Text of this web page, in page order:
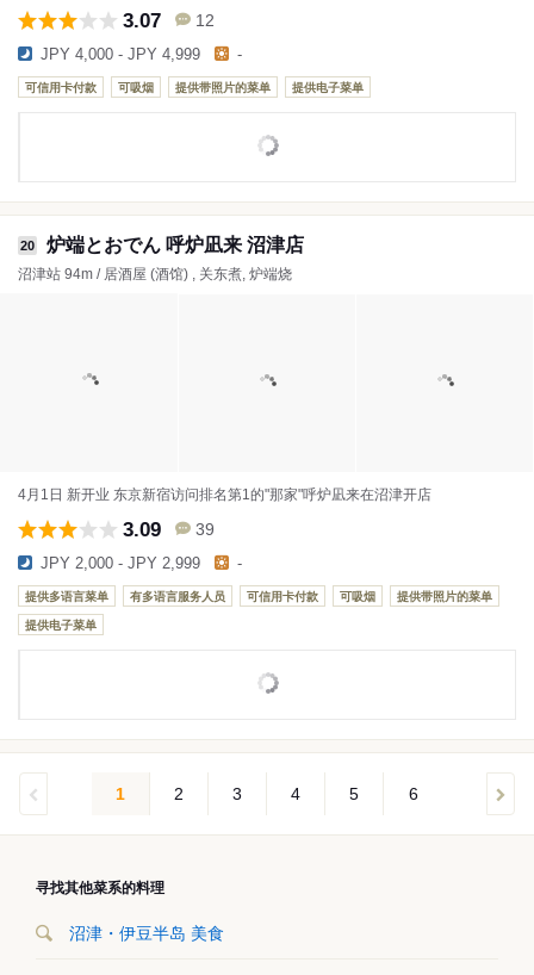
3.07 12
JPY 4,000 - JPY 4,999 -
可信用卡付款 可吸烟 提供带照片的菜单 提供电子菜单
20 炉端とおでん 呼炉凪来 沼津店
沼津站 94m / 居酒屋 (酒馆) , 关东煮, 炉端烧
4月1日 新开业 东京新宿访问排名第1的"那家"呼炉凪来在沼津开店
3.09 39
JPY 2,000 - JPY 2,999 -
提供多语言菜单 有多语言服务人员 可信用卡付款 可吸烟 提供带照片的菜单
提供电子菜单
1 2 3 4 5 6
寻找其他菜系的料理
沼津・伊豆半岛 美食